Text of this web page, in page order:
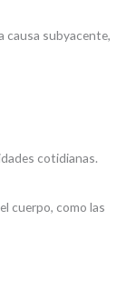
causa subyacente,
cotidianas.
cuerpo, como las